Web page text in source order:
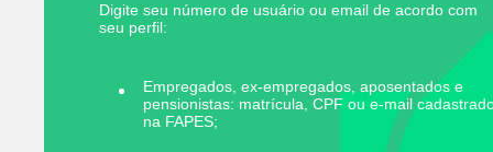
Digite seu número de usuário ou email de acordo com
seu perfil:
Empregados, ex-empregados, aposentados e
pensionistas: matrícula, CPF ou e-mail
na FAPES;